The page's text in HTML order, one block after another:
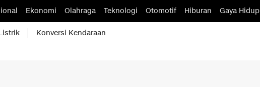
Ekonomi Olahraga Teknologi Otomotif Hiburan Gaya Hidup
Konversi Kendaraan